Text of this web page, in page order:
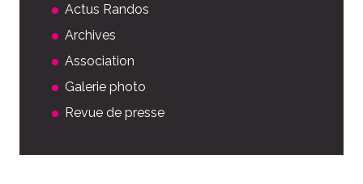
Actus Randos
Archives
Association
Galerie photo
Revue de presse